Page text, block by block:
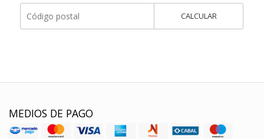
CALCULAR
MEDIOS DE PAGO